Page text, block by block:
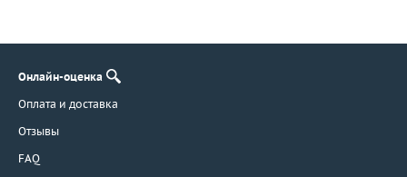
Stella
Stephen Webster
Suarez
Syntya Gioielli
Онлайн-оценка
Оплата и доставка
Отзывы
FAQ